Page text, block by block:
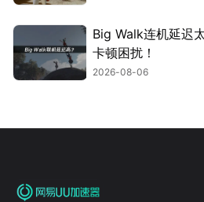
Big Walk连机延迟
卡顿困扰！
2026-08-06